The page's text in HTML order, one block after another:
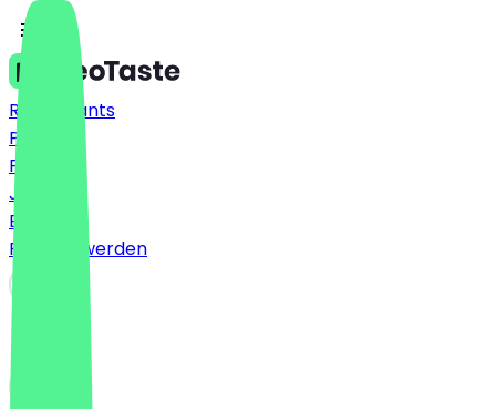
Restaurants
Preise
FAQ
Jobs
Blog
Partner werden